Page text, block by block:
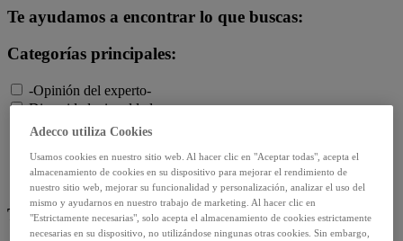
Te ayudamos a encontrar lo que buscas:
Categorías principales:
-Opinión del experto-
Diversidad e igualdad
Empleo y relaciones laborales
Salud y prevención
Talento y formación
Temas de actualidad:
Adecco utiliza Cookies
Usamos cookies en nuestro sitio web. Al hacer clic en "Aceptar todas", acepta el
almacenamiento de cookies en su dispositivo para mejorar el rendimiento de
nuestro sitio web, mejorar su funcionalidad y personalización, analizar el uso del
mismo y ayudarnos en nuestro trabajo de marketing. Al hacer clic en
"Estrictamente necesarias", solo acepta el almacenamiento de cookies estrictamente
necesarias en su dispositivo, no utilizándose ningunas otras cookies. Sin embargo,